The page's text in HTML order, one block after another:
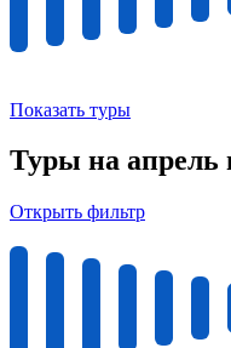
Показать туры
Туры на апрель
Открыть фильтр